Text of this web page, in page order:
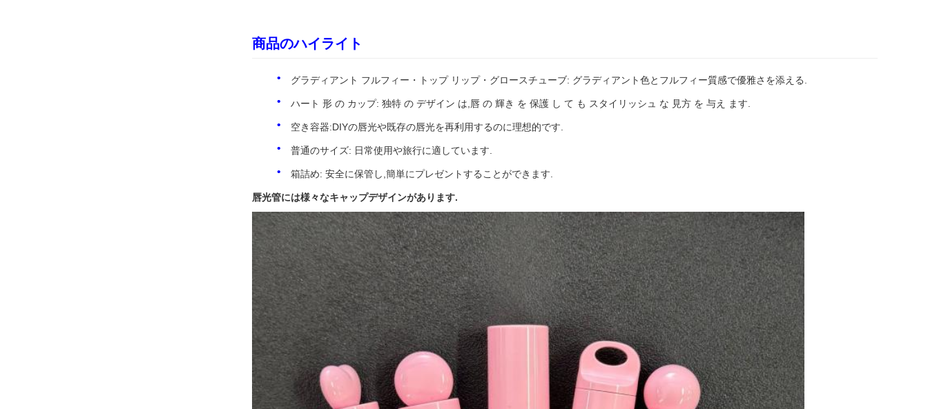
商品のハイライト
グラディアント フルフィー・トップ リップ・グロースチューブ: グラディアント色とフルフィー質感で優雅さを添える.
ハート 形 の カップ: 独特 の デザイン は,唇 の 輝き を 保護 し て も スタイリッシュ な 見方 を 与え ます.
空き容器:DIYの唇光や既存の唇光を再利用するのに理想的です.
普通のサイズ: 日常使用や旅行に適しています.
箱詰め: 安全に保管し,簡単にプレゼントすることができます.
唇光管には様々なキャップデザインがあります.